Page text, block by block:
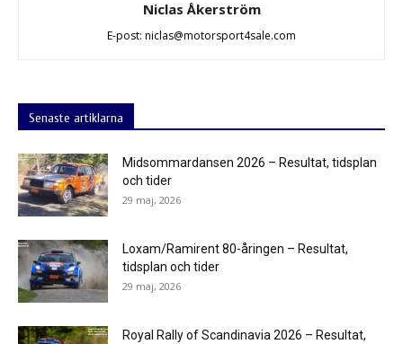
Niclas Åkerström
E-post: niclas@motorsport4sale.com
Senaste artiklarna
Midsommardansen 2026 – Resultat, tidsplan
och tider
29 maj, 2026
Loxam/Ramirent 80-åringen – Resultat,
tidsplan och tider
29 maj, 2026
Royal Rally of Scandinavia 2026 – Resultat,